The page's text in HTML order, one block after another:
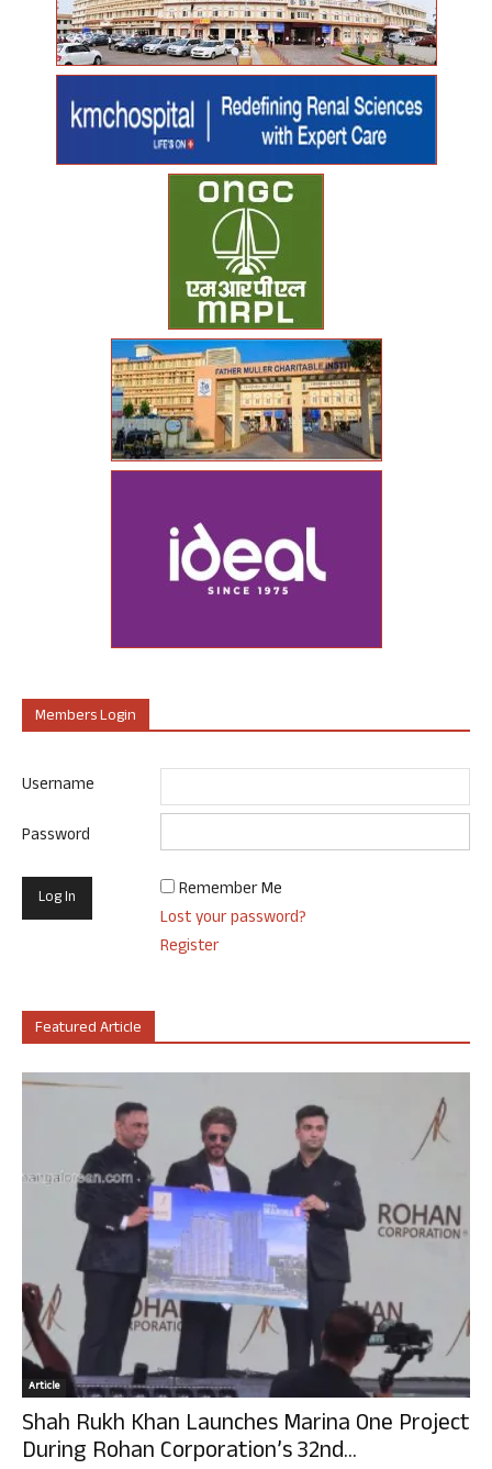
Members Login
Username
Password
Remember Me
Lost your password?
Register
Featured Article
Article
Shah Rukh Khan Launches Marina One Project
During Rohan Corporation’s 32nd...